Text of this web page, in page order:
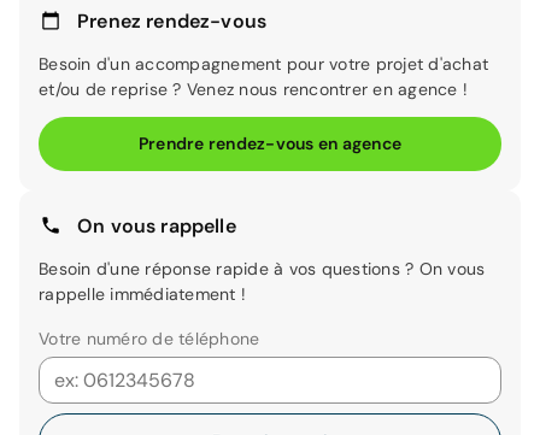
Prenez rendez-vous
Besoin d'un accompagnement pour votre projet d'achat
et/ou de reprise ? Venez nous rencontrer en agence !
Prendre rendez-vous en agence
On vous rappelle
Besoin d'une réponse rapide à vos questions ? On vous
rappelle immédiatement !
Votre numéro de téléphone